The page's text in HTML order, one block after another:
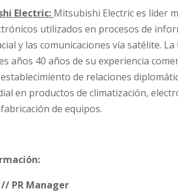
Electric: Mitsubishi Electric es líder
utilizados en procesos de
y las comunicaciones vía satélite.
años 40 años de su experiencia
de relaciones
en productos de climatización,
de equipos.
PR Manager